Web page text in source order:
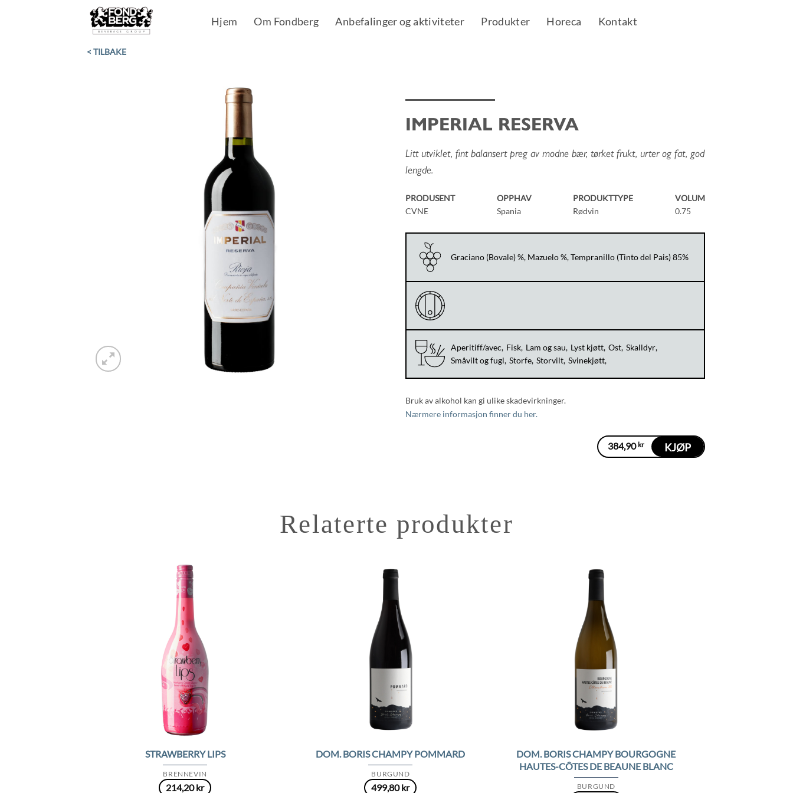
Hjem Om Fondberg Anbefalinger og aktiviteter Produkter Horeca Kontakt
< TILBAKE
IMPERIAL RESERVA
Litt utviklet, fint balansert preg av modne bær, tørket frukt, urter og fat, god
lengde.
PRODUSENT
CVNE
OPPHAV
Spania
PRODUKTTYPE
Rødvin
VOLUM
0.75
Graciano (Bovale) %, Mazuelo %, Tempranillo (Tinto del Pais) 85%
Aperitiff/avec Fisk Lam og sau Lyst kjøtt Ost Skalldyr
Småvilt og fugl Storfe Storvilt Svinekjøtt
Bruk av alkohol kan gi ulike skadevirkninger.
Nærmere informasjon finner du her.
384,90 kr KJØP
Relaterte produkter
BRENNEVIN
STRAWBERRY LIPS
214,20kr
BURGUND
DOM. BORIS CHAMPY POMMARD
499,80kr BURGUND
DOM. BORIS CHAMPY BOURGOGNE
HAUTES-CÔTES DE BEAUNE BLANC